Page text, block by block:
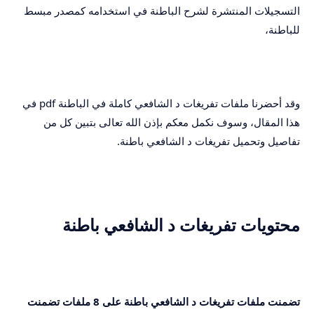
التسجيلات المنتشرة لشرح الباطنة في استخدامه كمصدر مبسط
للباطنة،
وقد أحضرنا ملفات تفريغات د الشافعي كاملة في الباطنة pdf في
هذا المقال، وسوف نكمل معكم بإذن الله تعالى بتبين كل من
تفاصيل وتحميل تفريغات د الشافعي باطنة.
محتويات تفريغات د الشافعي باطنة
تضمنت ملفات تفريغات د الشافعي باطنة على 8 ملفات تضمنت